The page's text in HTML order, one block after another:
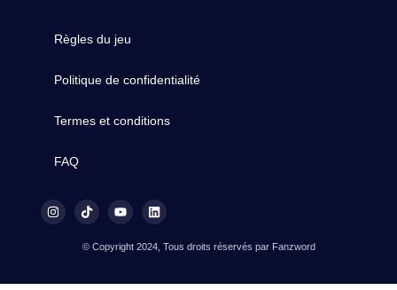
Règles du jeu
Politique de confidentialité
Termes et conditions
FAQ
© Copyright 2024, Tous droits réservés par Fanzword